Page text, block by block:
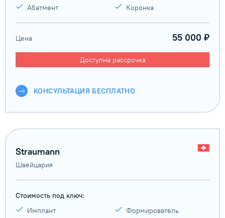
Абатмент
Коронка
Цена 55 000 ₽
Доступна рассрочка
КОНСУЛЬТАЦИЯ БЕСПЛАТНО
Straumann
Швейцария
Стоимость под ключ:
Имплант
Формирователь